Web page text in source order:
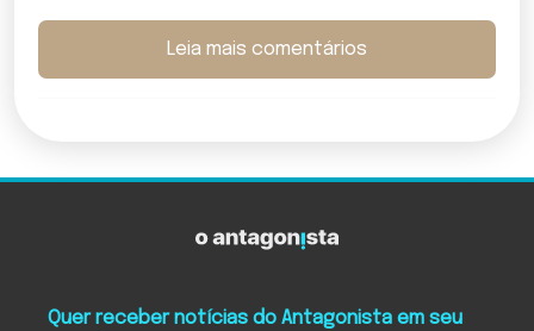
Leia mais comentários
Quer receber notícias do Antagonista em seu